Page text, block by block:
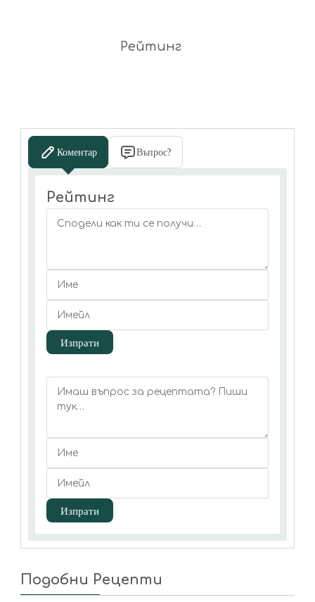
Рейтинг
Коментар Въпрос?
Рейтинг
Подобни Рецепти